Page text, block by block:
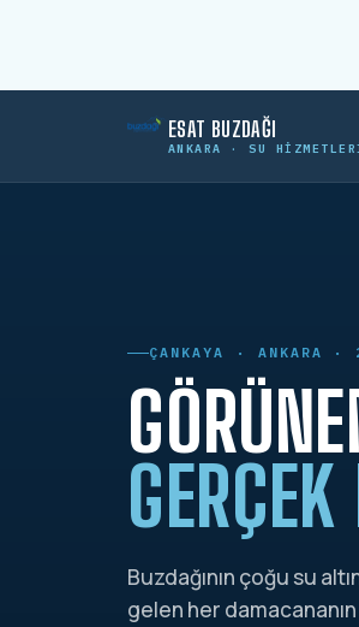
ESAT BUZDAĞI
ANKARA · SU
ÇANKAYA · ANKARA
Buzdağının çoğu su
gelen her